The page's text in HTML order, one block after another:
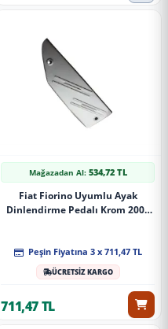
Mağazadan Al: 534,72 TL
Fiat Fiorino Uyumlu Ayak
Dinlendirme Pedalı Krom 2008
Peşin Fiyatına 3 x 711,47 TL
ÜCRETSİZ KARGO
711,47 TL